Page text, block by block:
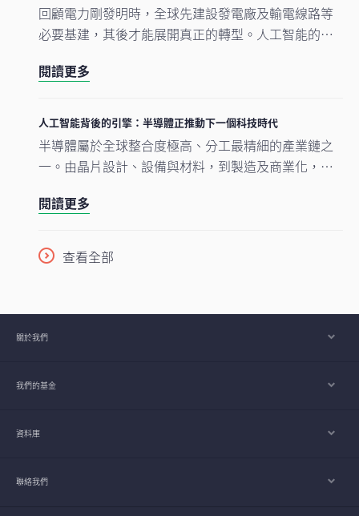
回顧電力剛發明時，全球先建設發電廠及輸電線路等
必要基建，其後才能展開真正的轉型。人工智能的發
網的大規模投資，正為人工智能應用在未來數年逐步
由「人工智能採用能否延續」轉向「支撐人工智能發
展的關鍵基建如何落地與擴建」。在這個發展進程
中，亞洲看來正扮演重要角色。
閱讀更多
人工智能背後的引擎：半導體正推動下一個科技時代
半導體屬於全球整合度極高、分工最精細的產業鏈之
一。由晶片設計、設備與材料，到製造及商業化，單
涉及多個國家，為企業、消費者及投資者帶來龐大機
的人工智能（AI）競賽之基石，理解此行業將是掌握
下一波科技競爭走向的關鍵。
閱讀更多
查看全部
關於我們
我們的基金
資料庫
聯絡我們